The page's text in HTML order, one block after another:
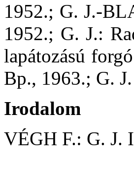
1952.; G. J.-
1952.; G. J.:
lapátozású
Bp., 1963.; G.
Irodalom
VÉGH F.: G. J.